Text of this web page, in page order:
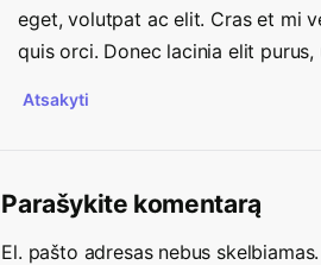
eget, volutpat ac elit. Cras et mi
quis orci. Donec lacinia elit
Atsakyti
Parašykite komentarą
El. pašto adresas nebus skelbiamas.